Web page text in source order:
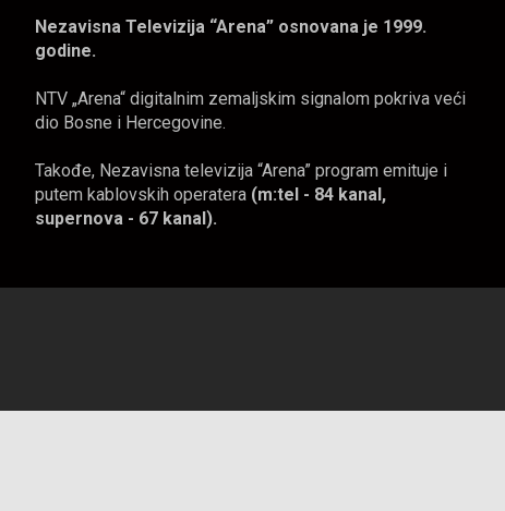
Nezavisna Televizija “Arena” osnovana je 1999.
godine.
NTV „Arena“ digitalnim zemaljskim signalom pokriva veći
dio Bosne i Hercegovine.
Takođe, Nezavisna televizija “Arena” program emituje i
putem kablovskih operatera (m:tel - 84 kanal,
supernova - 67 kanal).